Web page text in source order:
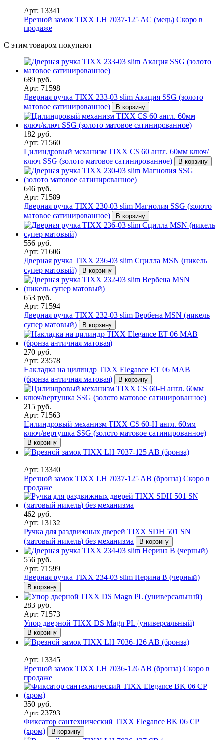
Арт: 13341
Врезной замок TIXX LH 7037-125 AC (медь) Скоро в
продаже
С этим товаром покупают
689 руб.
Арт: 71598
Дверная ручка TIXX 233-03 slim Акация SSG (золото
матовое сатинированное)
В корзину
182 руб.
Арт: 71560
Цилиндровый механизм TIXX CS 60 англ. 60мм ключ/
ключ SSG (золото матовое сатинированное)
В корзину
646 руб.
Арт: 71589
Дверная ручка TIXX 230-03 slim Магнолия SSG (золото
матовое сатинированное)
В корзину
556 руб.
Арт: 71606
Дверная ручка TIXX 236-03 slim Сцилла MSN (никель
супер матовый)
В корзину
653 руб.
Арт: 71594
Дверная ручка TIXX 232-03 slim Вербена MSN (никель
супер матовый)
В корзину
270 руб.
Арт: 23578
Накладка на цилиндр TIXX Elegance ET 06 MAB
(бронза античная матовая)
В корзину
215 руб.
Арт: 71563
Цилиндровый механизм TIXX CS 60-Н англ. 60мм
ключ/вертушка SSG (золото матовое сатинированное)
В корзину
Арт: 13340
Врезной замок TIXX LH 7037-125 AB (бронза) Скоро в
продаже
462 руб.
Арт: 13132
Ручка для раздвижных дверей TIXX SDH 501 SN
(матовый никель) без механизма
В корзину
556 руб.
Арт: 71599
Дверная ручка TIXX 234-03 slim Нерина B (черный)
В корзину
283 руб.
Арт: 71573
Упор дверной TIXX DS Magn PL (универсальный)
В корзину
Арт: 13345
Врезной замок TIXX LH 7036-126 AB (бронза) Скоро в
продаже
350 руб.
Арт: 23793
Фиксатор сантехнический TIXX Elegance BK 06 CP
(хром)
В корзину